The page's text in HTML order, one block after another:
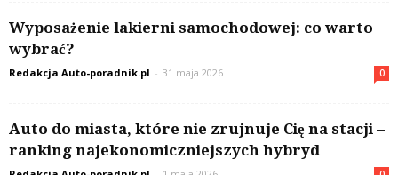
Wyposażenie lakierni samochodowej: co warto
wybrać?
Redakcja Auto-poradnik.pl - 31 maja 2026 0
Auto do miasta, które nie zrujnuje Cię na stacji –
ranking najekonomiczniejszych hybryd